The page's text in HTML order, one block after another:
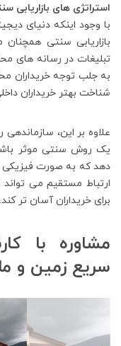
استراتژی های بازاریابی
با وجود اینکه دنیای
بازاریابی سنتی
تبلیغات در رسانه های
به جلب توجه خریداران
شناخت بهتر خریداران
علاوه بر این،
یک روش سنتی موثر
دهد که به صورت فیزیکی
ارتباط مستقیم می
برای خریداران آسان تر کند.
مشاوره با
سریع زمین و